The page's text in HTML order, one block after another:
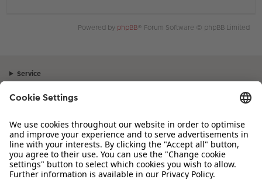
Powered by phpBB® Forum Software © phpBB Limited
Service
Sortiment